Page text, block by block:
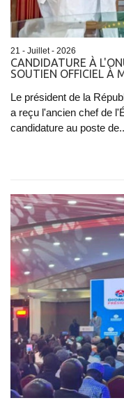
21 - Juillet - 2026
CANDIDATURE À
SOUTIEN OFFICIEL À
Le président de la
a reçu l'ancien chef de
candidature au poste